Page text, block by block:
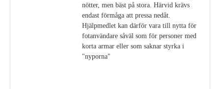
nötter, men bäst på stora. Härvid krävs
endast förmåga att pressa nedåt.
Hjälpmedlet kan därför vara till nytta för
fotanvändare såväl som för personer med
korta armar eller som saknar styrka i
"nyporna"